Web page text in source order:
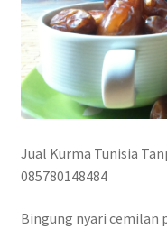
Jual Kurma Tunisia
085780148484
Bingung nyari cemilan